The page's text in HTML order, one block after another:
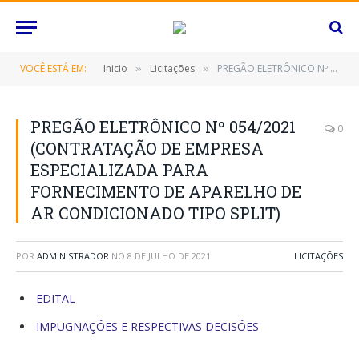
VOCÊ ESTÁ EM: Inicio » Licitações » PREGÃO ELETRÔNICO Nº 054/2021 (CONTRATAÇÃO DE EMPRESA ESPECIALIZADA PARA FORNECIMENTO DE APARELHO DE AR CONDICIONADO TIPO SPLIT)
PREGÃO ELETRÔNICO Nº 054/2021
(CONTRATAÇÃO DE EMPRESA
ESPECIALIZADA PARA
FORNECIMENTO DE APARELHO DE
AR CONDICIONADO TIPO SPLIT)
0
POR ADMINISTRADOR NO 8 DE JULHO DE 2021 LICITAÇÕES
EDITAL
IMPUGNAÇÕES E RESPECTIVAS DECISÕES